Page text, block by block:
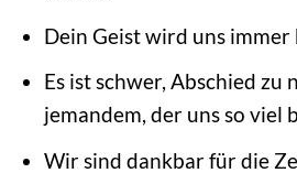
Dein Geist wird uns immer
Es ist schwer, Abschied zu
jemandem, der uns so viel
Wir sind dankbar für die